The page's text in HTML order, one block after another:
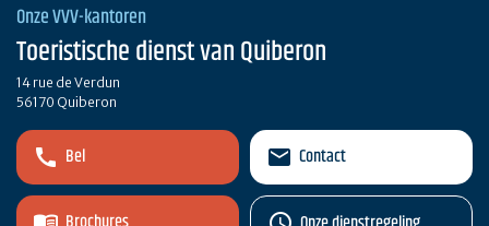
Onze VVV-kantoren
Toeristische dienst van Quiberon
14 rue de Verdun
56170 Quiberon
Bel Contact